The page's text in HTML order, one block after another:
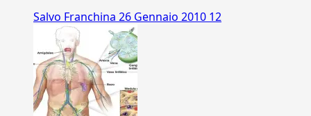
Salvo Franchina 26 Gennaio 2010 12